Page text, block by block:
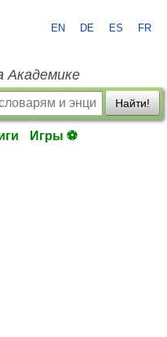
EN DE ES FR
Академике
Найти!
Игры ⚽